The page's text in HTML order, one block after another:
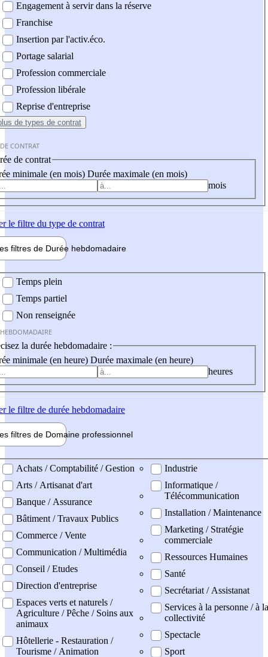
Engagement à servir dans la réserve
Franchise
Insertion par l'activ.éco.
Portage salarial
Profession commerciale
Profession libérale
Reprise d'entreprise
de types de contrat
CONTRAT
de contrat
minimale (en mois) Durée maximale (en mois)
mois
le filtre du type de contrat
filtres de Durée hebdomadaire
Temps plein
Temps partiel
Non renseignée
la durée hebdomadaire :
minimale (en heure) Durée maximale (en heure)
heures
le filtre de durée hebdomadaire
filtres de Domaine professionnel
professionel
Achats / Comptabilité / Gestion
Arts / Artisanat d'art
Banque / Assurance
Bâtiment / Travaux Publics
Commerce / Vente
Communication / Multimédia
Conseil / Etudes
Direction d'entreprise
Espaces verts et naturels /
Agriculture / Pêche / Soins aux
animaux
Hôtellerie - Restauration /
Tourisme / Animation
Industrie
Informatique /
Télécommunication
Installation / Maintenance
Marketing / Stratégie
commerciale
Ressources Humaines
Santé
Secrétariat / Assistanat
Services à la personne / à la
collectivité
Spectacle
Sport